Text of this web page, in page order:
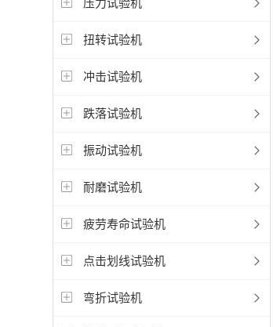
压力试验机
扭转试验机
冲击试验机
跌落试验机
振动试验机
耐磨试验机
疲劳寿命试验机
点击划线试验机
弯折试验机